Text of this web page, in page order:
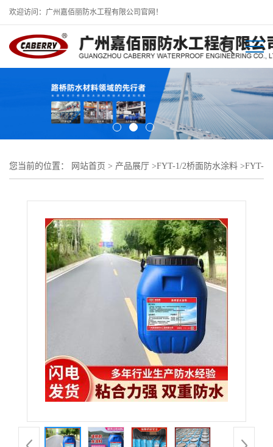
欢迎访问：广州嘉佰丽防水工程有限公司官网！
您当前的位置： 网站首页 > 产品展厅 >FYT-1/2桥面防水涂料 >FYT-